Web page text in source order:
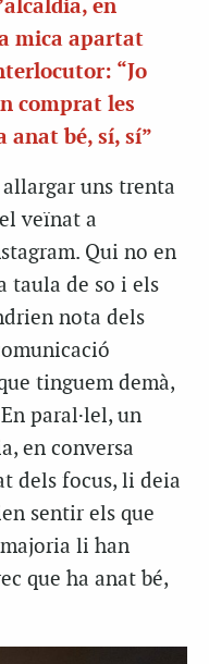
en
mica apartat
“Jo
comprat les
anat bé, sí, sí”
allargar uns trenta
veïnat a
Qui no en
taula de so i els
nota dels
tinguem demà,
paral·lel, un
en conversa
dels focus, li deia
sentir els que
li han
que ha anat bé,